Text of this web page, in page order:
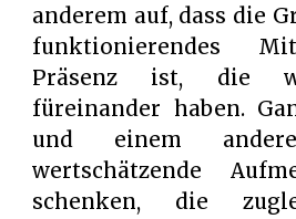
anderem auf, dass die
funktionierendes
Präsenz ist, die
füreinander haben.
und einem
wertschätzende
schenken, die